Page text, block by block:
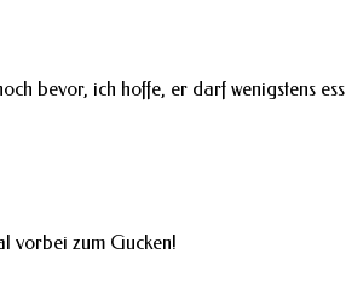
bevor, ich hoffe, er darf wenigstens
vorbei zum Gucken!